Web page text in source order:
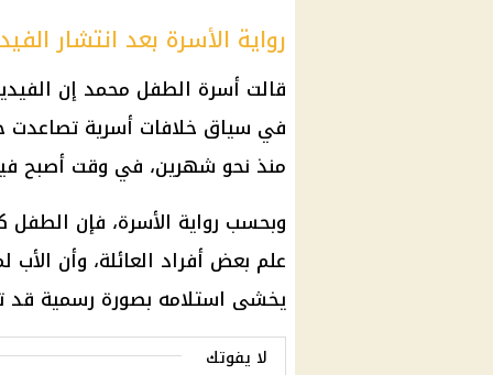
رواية الأسرة بعد انتشار
قالت أسرة الطفل محمد إن
في سياق خلافات أسرية تصاعدت
منذ نحو شهرين، في وقت أصبح
وبحسب رواية الأسرة، فإن
علم بعض أفراد العائلة، وأن
يخشى استلامه بصورة رسمية قد
لا يفوتك